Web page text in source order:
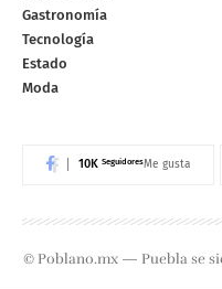
Gastronomía
Tecnología
Estado
Moda
10K SeguidoresMe gusta
© Poblano.mx — Puebla se